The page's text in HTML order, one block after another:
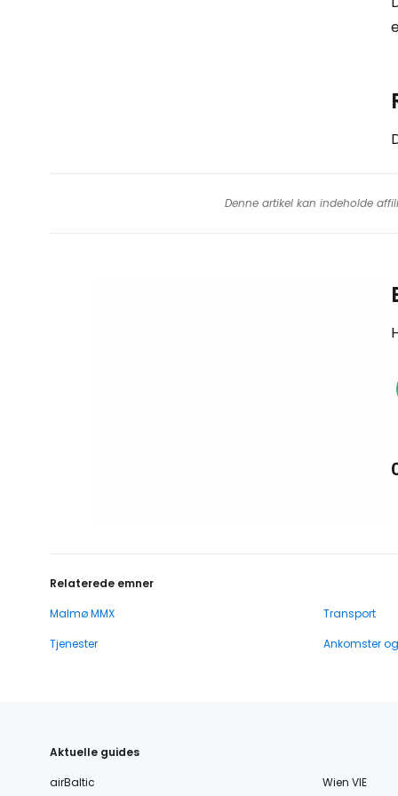
Denne artikel kan indeholde
Relaterede emner
Malmø MMX
Transport
Tjenester
Ankomster
Aktuelle guides
airBaltic
Wien VIE